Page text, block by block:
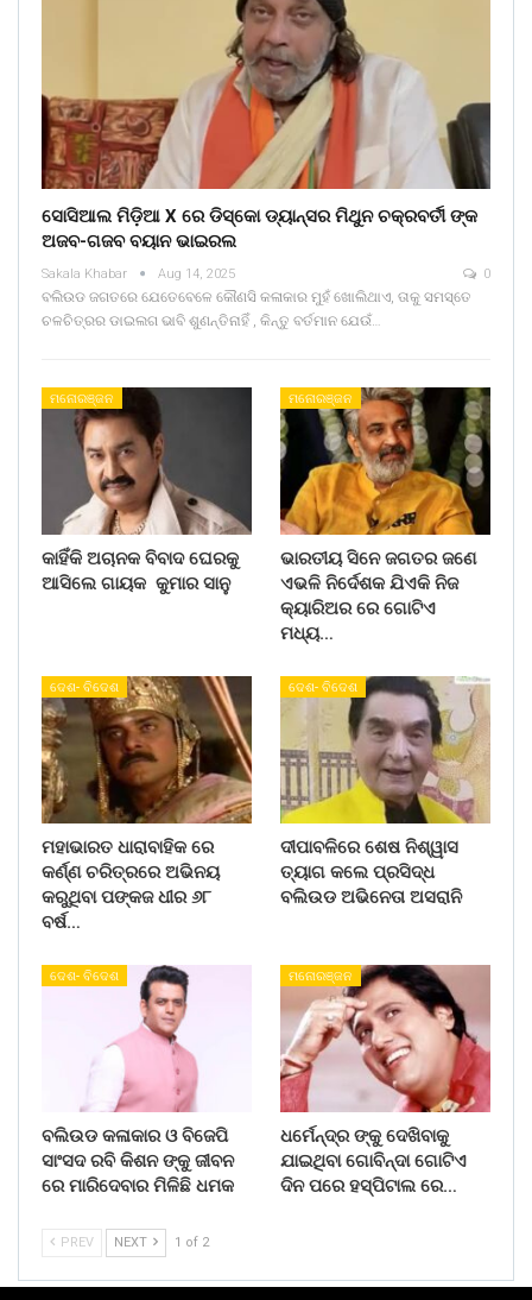
ସୋସିଆଲ ମିଡ଼ିଆ X ରେ ଡିସ୍କୋ ଡ୍ୟାନ୍ସର ମିଥୁନ ଚକ୍ରବର୍ତୀ ଙ୍କ
ଅଜବ-ଗଜବ ବୟାନ ଭାଇରଲ
Sakala Khabar Aug 14, 2025 0
ବଲିଉଡ ଜଗତରେ ଯେତେବେଳେ କୌଣସି କଳାକାର ମୁହଁ ଖୋଲିଥାଏ, ତାକୁ ସମସ୍ତେ
ଚଳଚିତ୍ରର ଡାଇଲଗ ଭାବି ଶୁଣନ୍ତିନାହିଁ , କିନ୍ତୁ ବର୍ତମାନ ଯେଉଁ…
ମନୋରଞ୍ଜନ
କାହିଁକି ଅଚାନକ ବିବାଦ ଘେରକୁ
ଆସିଲେ ଗାୟକ କୁମାର ସାନୁ
ମନୋରଞ୍ଜନ
ଭାରତୀୟ ସିନେ ଜଗତର ଜଣେ
ଏଭଳି ନିର୍ଦେଶକ ଯିଏକି ନିଜ
କ୍ୟାରିଅର ରେ ଗୋଟିଏ
ମଧ୍ୟ…
ଦେଶ- ବିଦେଶ
ମହାଭାରତ ଧାରାବାହିକ ରେ
କର୍ଣ୍ଣ ଚରିତ୍ରରେ ଅଭିନୟ
କରୁଥିବା ପଙ୍କଜ ଧୀର ୬୮
ବର୍ଷ…
ଦେଶ- ବିଦେଶ
ଦୀପାବଳିରେ ଶେଷ ନିଶ୍ୱାସ
ତ୍ୟାଗ କଲେ ପ୍ରସିଦ୍ଧ
ବଲିଉଡ ଅଭିନେତା ଅସରାନି
ଦେଶ- ବିଦେଶ
ବଲିଉଡ କଳାକାର ଓ ବିଜେପି
ସାଂସଦ ରବି କିଶନ ଙ୍କୁ ଜୀବନ
ରେ ମାରିଦେବାର ମିଳିଛି ଧମକ
ମନୋରଞ୍ଜନ
ଧର୍ମେନ୍ଦ୍ର ଙ୍କୁ ଦେଖିବାକୁ
ଯାଇଥିବା ଗୋବିନ୍ଦା ଗୋଟିଏ
ଦିନ ପରେ ହସ୍ପିଟାଲ ରେ…
PREV NEXT 1 of 2